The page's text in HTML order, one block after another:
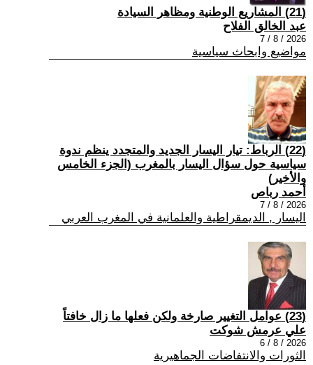
(21) المشاريع الوطنية ومظاهر السيادة
عبد الخالق الفلاح
2026 / 8 / 7
مواضيع وابحاث سياسية
(22) الرباط: تيار اليسار الجديد والمتجدد ينظم ندوة
سياسية حول سؤال اليسار بالمغرب (الجزء الخامس
والأخير)
أحمد رباص
2026 / 8 / 7
اليسار , الديمقراطية والعلمانية في المغرب العربي
(23) عوامل التغيير صارخة ولكن فعلها ما زال خافتاً
علي عرمش شوكت
2026 / 8 / 6
الثورات والانتفاضات الجماهيرية